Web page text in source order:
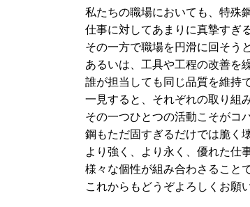
私たちの職場においても、特殊
仕事に対してあまりに真摯すぎ
その一方で職場を円滑に回そう
あるいは、工具や工程の改善を
誰が担当しても同じ品質を維持
一見すると、それぞれの取り組
その一つひとつの活動こそがコ
鋼もただ固すぎるだけでは脆く
より強く、より永く、優れた仕
様々な個性が組み合わさること
これからもどうぞよろしくお願